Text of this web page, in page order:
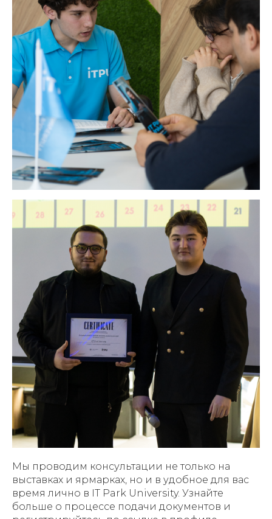
Мы проводим консультации не только на
выставках и ярмарках, но и в удобное для вас
время лично в IT Park University. Узнайте
больше о процессе подачи документов и